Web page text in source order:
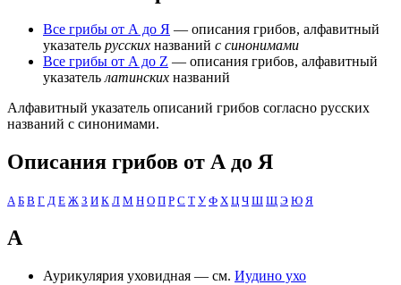
Все грибы от А до Я — описания грибов, алфавитный
указатель русских названий с синонимами
Все грибы от A до Z — описания грибов, алфавитный
указательлатинских названий
Алфавитный указатель описаний грибов согласно русских
названий с синонимами.
Описания грибов от А до Я
А Б В Г Д Е Ж З И К Л М Н О П Р С Т У Ф Х Ц Ч Ш Щ Э Ю Я
А
Аурикулярия уховидная — см. Иудино ухо